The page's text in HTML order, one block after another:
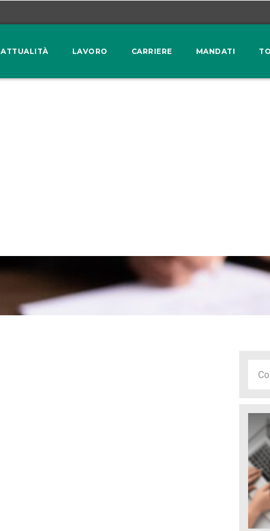
ATTUALITÀ LAVORO CARRIERE MANDATI